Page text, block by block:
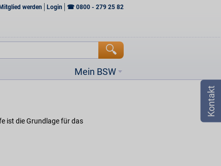
werden Login ☎ 0800 - 279 25 82
Mein BSW
ist die Grundlage für das